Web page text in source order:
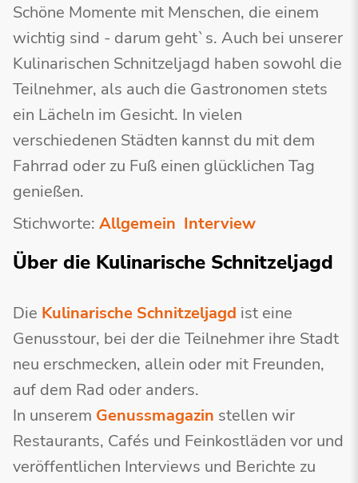
Schöne Momente mit Menschen, die einem
wichtig sind - darum geht`s. Auch bei unserer
Kulinarischen Schnitzeljagd haben sowohl die
Teilnehmer, als auch die Gastronomen stets
ein Lächeln im Gesicht. In vielen
verschiedenen Städten kannst du mit dem
Fahrrad oder zu Fuß einen glücklichen Tag
genießen.
Stichworte: Allgemein Interview
Über die Kulinarische Schnitzeljagd
Die Kulinarische Schnitzeljagd ist eine
Genusstour, bei der die Teilnehmer ihre Stadt
neu erschmecken, allein oder mit Freunden,
auf dem Rad oder anders.
In unserem Genussmagazin stellen wir
Restaurants, Cafés und Feinkostläden vor und
veröffentlichen Interviews und Berichte zu